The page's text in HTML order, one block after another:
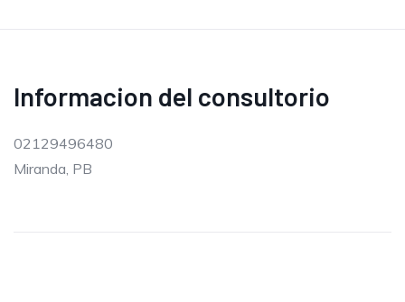
Informacion del consultorio
02129496480
Miranda, PB